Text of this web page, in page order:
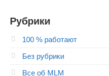
Рубрики
100 % работают
Без рубрики
Все об MLM